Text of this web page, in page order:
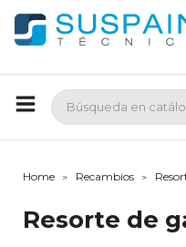
Home Recambios
Resorte de